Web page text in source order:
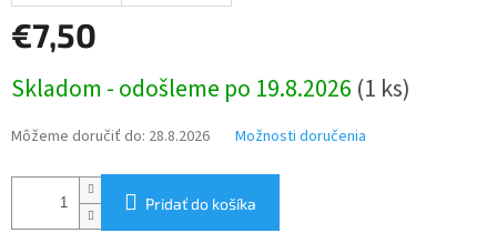
€7,50
cena:
Skladom - odošleme po 19.8.2026 (1 ks)
Môžeme doručiť do: 28.8.2026 Možnosti doručenia
Pridať do košíka